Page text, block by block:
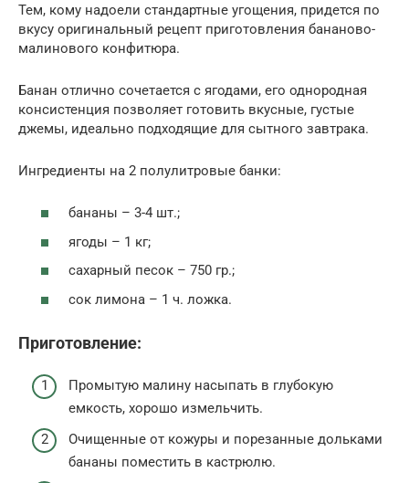
Тем, кому надоели стандартные угощения, придется по
вкусу оригинальный рецепт приготовления бананово-
малинового конфитюра.
Банан отлично сочетается с ягодами, его однородная
консистенция позволяет готовить вкусные, густые
джемы, идеально подходящие для сытного завтрака.
Ингредиенты на 2 полулитровые банки:
бананы – 3-4 шт.;
ягоды – 1 кг;
сахарный песок – 750 гр.;
сок лимона – 1 ч. ложка.
Приготовление:
Промытую малину насыпать в глубокую
емкость, хорошо измельчить.
Очищенные от кожуры и порезанные дольками
бананы поместить в кастрюлю.